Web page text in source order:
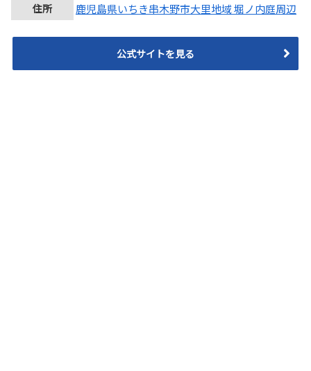
住所 鹿児島県いちき串木野市大里地域 堀ノ内庭周辺
公式サイトを見る